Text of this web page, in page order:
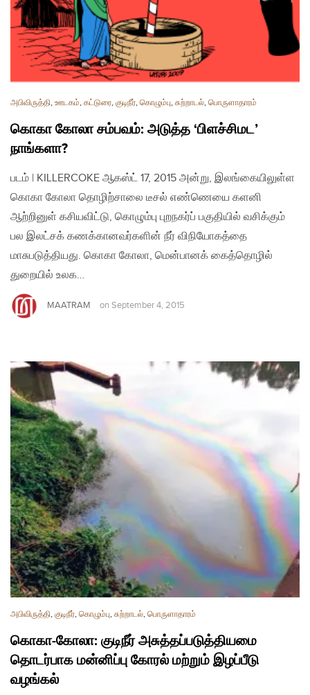
அபிவிருத்தி, ஊடகம், கட்டுரை, குடிநீர், கொழும்பு, சுற்றாடல், பொருளாதாரம்
கொகா கோலா சம்பவம்: அடுத்த ‘பிளச்சிமட’
நாங்களா?
படம் | KILLERCOKE ஆகஸ்ட் 17, 2015 அன்று, இலங்கையிலுள்ள
கொகா கோலா தொழிற்சாலை டீசல் எண்ணெயை களனி
ஆற்றினுள் கசியவிட்டு, கொழும்பு புறநகர்ப் பகுதியில் வசிக்கும்
பல இலட்சக் கணக்கானவர்களின் நீர் விநியோகத்தை
மாசுபடுத்தியது. கொகா கோலா, மென்பானக் கைத்தொழில்
துறையில் உலக…
MAATRAM on September 4, 2015
அபிவிருத்தி, குடிநீர், கொழும்பு, சுற்றாடல், பொருளாதாரம்
கொகா-கோலா: குடிநீர் அசுத்தப்படுத்தியமை
தொடர்பாக மன்னிப்பு கோரல் மற்றும் இழப்பீடு
வழங்கல்